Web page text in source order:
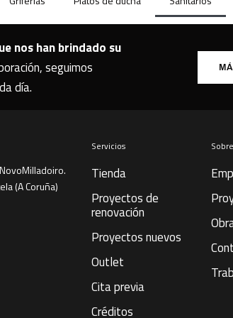
nos han brindado su
seguimos
día.
(A Coruña)
Servicios
Tienda
Proyectos de
renovación
Proyectos nuevos
Outlet
Cita previa
Créditos